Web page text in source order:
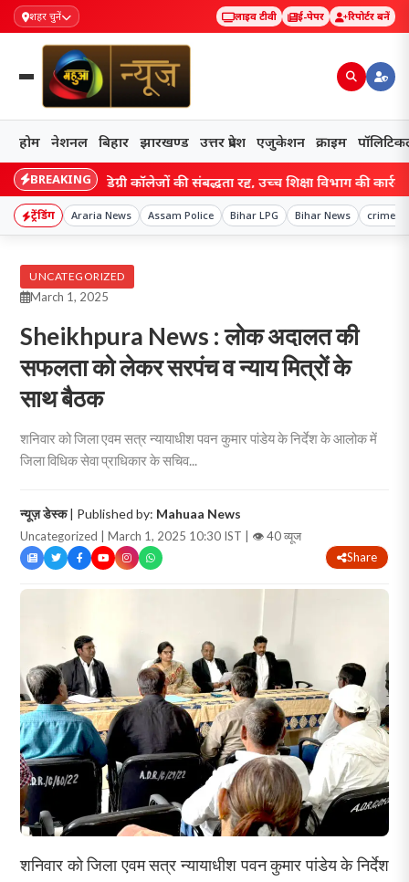
शहर चुनें लाइव टीवी ई-पेपर रिपोर्टर बनें
होम नेशनल बिहार झारखण्ड उत्तर प्रदेश एजुकेशन क्राइम
BREAKING
के चार डिग्री कॉलेजों की संबद्धता रद्द, उच्च शिक्षा विभाग की कार्रवाई से
ट्रेंडिंग Araria News Assam Police Bihar LPG Bihar News crime
UNCATEGORIZED
March 1, 2025
Sheikhpura News : लोक अदालत की
सफलता को लेकर सरपंच व न्याय मित्रों के
साथ बैठक
शनिवार को जिला एवम सत्र न्यायाधीश पवन कुमार पांडेय के निर्देश के आलोक में
जिला विधिक सेवा प्राधिकार के सचिव...
न्यूज़ डेस्क| Published by: Mahuaa News
Uncategorized | March 1, 2025 10:30 IST | 👁 40 व्यूज
Share
शनिवार को जिला एवम सत्र न्यायाधीश पवन कुमार पांडेय के निर्देश